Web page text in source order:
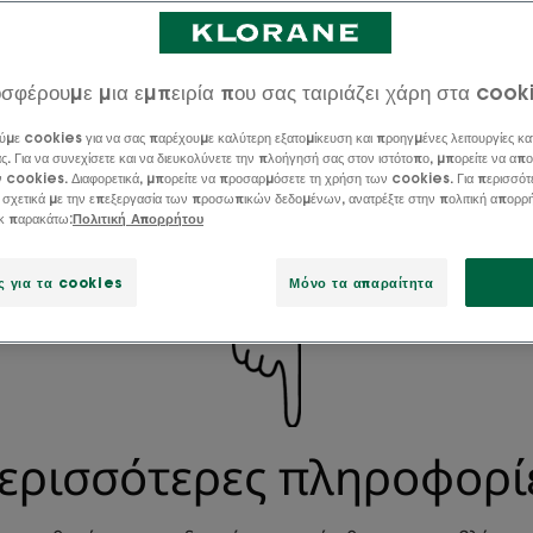
μας, στις κρέμες μας, στο νερό μας... Και είμαστε
αποφυγής του πλαστικού έστω και για μια μέρα
το πλαστικό είναι ο βασιλιάς της σύγχρονης
πραγματικό κίνδυνο για το περιβάλλον, ακόμη
για να το αποφύγουμε ή τουλάχιστον να το
μια εμπειρία που σας ταιριάζει χάρη στα
cookies για να σας παρέχουμε καλύτερη εξατομίκευση και προηγμένες λειτουργίες
Για να συνεχίσετε και να διευκολύνετε την πλοήγησή σας στον ιστότοπο, μπορείτε να
cookies. Διαφορετικά, μπορείτε να προσαρμόσετε τη χρήση των cookies. Για
με την επεξεργασία των προσωπικών δεδομένων, ανατρέξτε στην πολιτική
παρακάτω:Πολιτική Απορρήτου
για τα cookies Μόνο τα απαραίτητα